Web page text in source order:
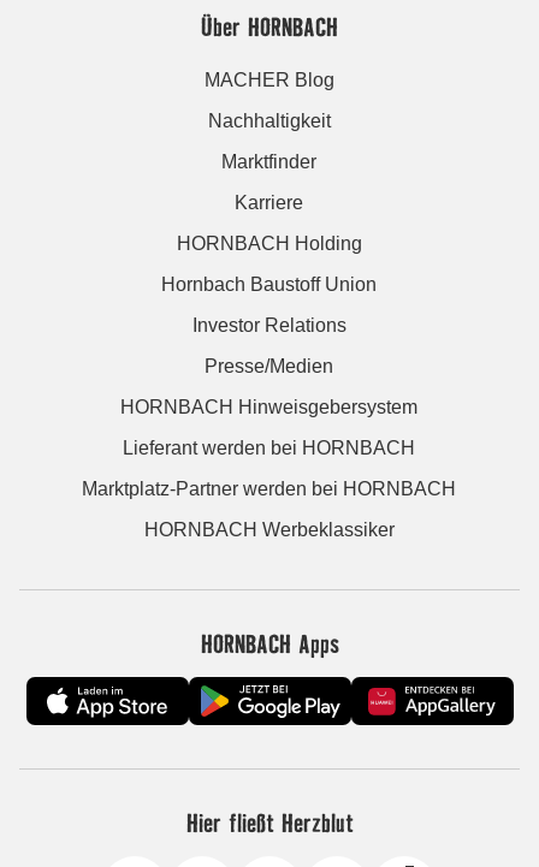
Über HORNBACH
MACHER Blog
Nachhaltigkeit
Marktfinder
Karriere
HORNBACH Holding
Hornbach Baustoff Union
Investor Relations
Presse/Medien
HORNBACH Hinweisgebersystem
Lieferant werden bei HORNBACH
Marktplatz-Partner werden bei HORNBACH
HORNBACH Werbeklassiker
HORNBACH Apps
Hier fließt Herzblut